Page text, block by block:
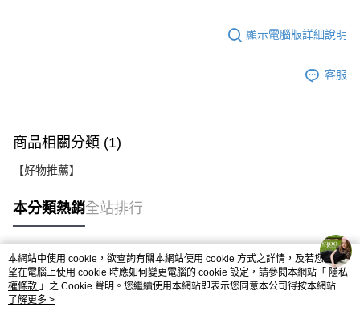
顯示電腦版詳細說明
客服
商品相關分類 (1)
【好物推薦】
本分類熱銷全站排行
熱門標籤
本網站中使用 cookie，欲查詢有關本網站使用 cookie 方式之詳情，及若您不希
望在電腦上使用 cookie 時應如何變更電腦的 cookie 設定，請參閱本網站「 隱私
權條款 」之 Cookie 聲明。您繼續使用本網站即表示您同意本公司得按本網站使
用條款之 Cookie 聲明使用 cookie。
了解更多 >